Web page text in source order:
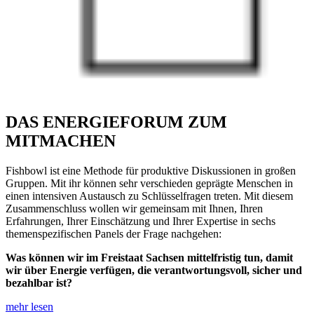
DAS ENERGIEFORUM ZUM
MITMACHEN
Fishbowl ist eine Methode für produktive Diskussionen in großen
Gruppen. Mit ihr können sehr verschieden geprägte Menschen in
einen intensiven Austausch zu Schlüsselfragen treten. Mit diesem
Zusammenschluss wollen wir gemeinsam mit Ihnen, Ihren
Erfahrungen, Ihrer Einschätzung und Ihrer Expertise in sechs
themenspezifischen Panels der Frage nachgehen:
Was können wir im Freistaat Sachsen mittelfristig tun, damit
wir über Energie verfügen, die verantwortungsvoll, sicher und
bezahlbar ist?
mehr lesen